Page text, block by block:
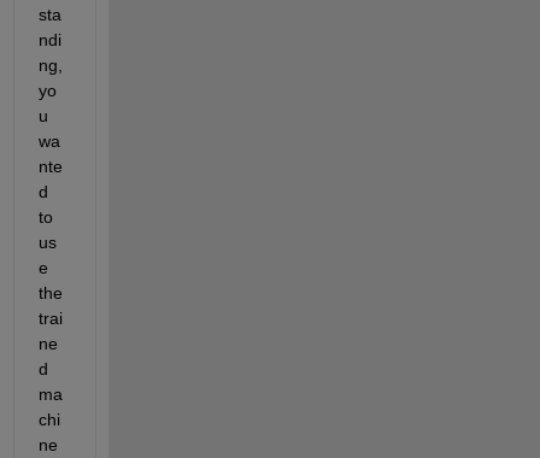
sta
ndi
ng,
yo
u
wa
nte
d
to
us
e
the
trai
ne
d
ma
chi
ne